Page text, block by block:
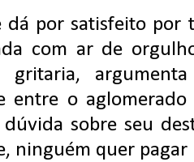
dá por satisfeito por
com ar de
gritaria,
entre o
sobre seu
ninguém quer